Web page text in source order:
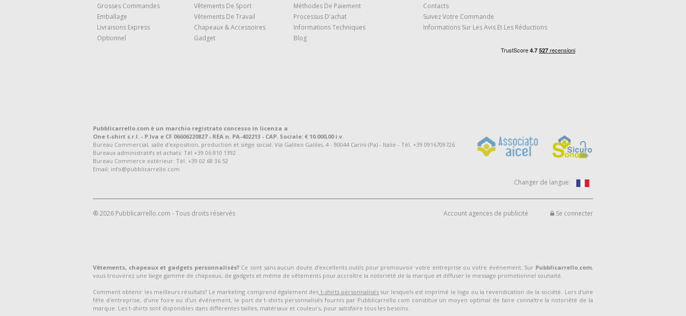
Grosses Commandes
Emballage
Livraisons Express
Optionnel
Vêtements De Sport
Vêtements De Travail
Chapeaux & Accessoires
Gadget
Méthodes De Paiement
Processus D'achat
Informations Techniques
Blog
Contacts
Suivez Votre Commande
Informations Sur Les Avis Et Les Réductions
Pubblicarrello.com è un marchio registrato concesso in licenza a
One t-shirt s.r.l. - P.Iva e CF 06606220827 - REA n. PA-402213 - CAP. Sociale: € 10.000,00 i.v.
Bureau Commercial, salle d'exposition, production et siège social: Via Galileo Galilei, 4 - 90044 Carini (Pa) - Italie - Tél. +39 0916709726
Bureaux administratifs et achats: Tèl +39 06 810 1392
Bureau Commerce extérieur: Tèl. +39 02 68 36 52
Email: info@pubblicarrello.com
Changer de langue:
® 2026 Pubblicarrello.com - Tous droits réservés Account agences de publicité Se connecter
Vêtements, chapeaux et gadgets personnalisés?Ce sont sans aucun doute d'excellents outils pour promouvoir votre entreprise ou votre événement. Sur Pubblicarrello.com,
vous trouverez une large gamme de chapeaux, de gadgets et même de vêtements pour accroître la notoriété de la marque et diffuser le message promotionnel souhaité.
Comment obtenir les meilleurs résultats? Le marketing comprend également des t-shirts personnaliséssur lesquels est imprimé le logo ou la revendication de la société. Lors d'une
fête d'entreprise, d'une foire ou d'un événement, le port de t-shirts personnalisés fournis par Pubblicarrello.com constitue un moyen optimal de faire connaître la notoriété de la
marque. Les t-shirts sont disponibles dans différentes tailles, matériaux et couleurs, pour satisfaire tous les besoins.